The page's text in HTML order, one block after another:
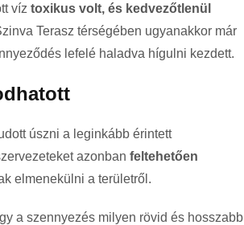
víz toxikus volt, és kedvezőtlenül
Terasz térségében ugyanakkor már
lefelé haladva hígulni kezdett.
úszni a leginkább érintett
azonban feltehetően
elmenekülni a területről.
a szennyezés milyen rövid és hosszabb